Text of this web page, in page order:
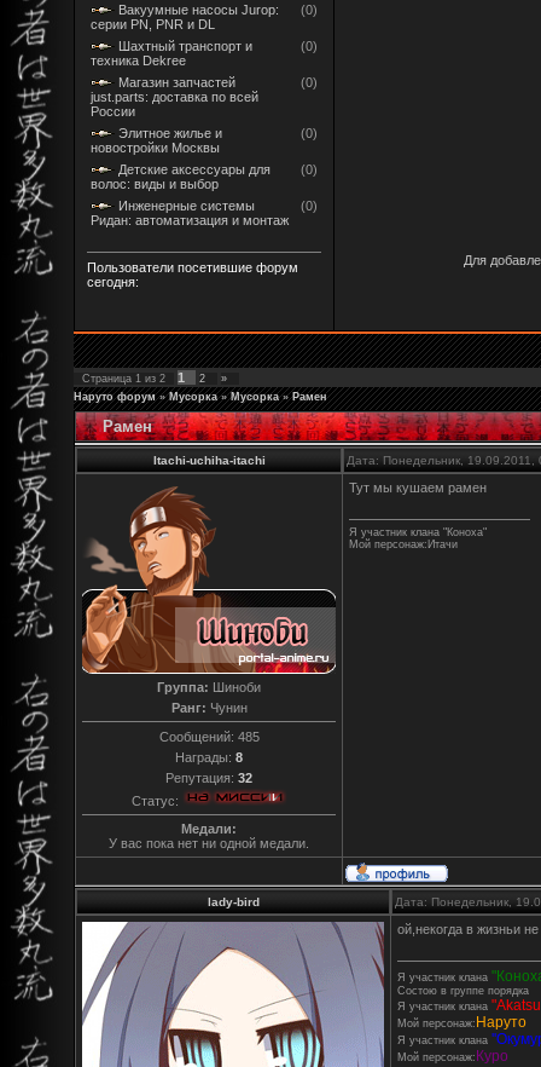
Вакуумные насосы Jurop:
серии PN, PNR и DL
(0)
Шахтный транспорт и
техника Dekree
(0)
Магазин запчастей
just.parts: доставка по всей
России
(0)
Элитное жилье и
новостройки Москвы
(0)
Детские аксессуары для
волос: виды и выбор
(0)
Инженерные системы
Ридан: автоматизация и монтаж
(0)
Пользователи посетившие форум
сегодня:
Для
Страница 1 из 2 1 2
»
Наруто форум » Мусорка » Мусорка » Рамен
Рамен
Itachi-uchiha-itachi Дата: Понедельник,
Группа: Шиноби
Ранг: Чунин
Сообщений: 485
Награды: 8
Репутация: 32
Статус:
Медали:
У вас пока нет ни одной медали.
Тут мы кушаем рамен
Я участник клана "Коноха"
Мой персонаж:Итачи
lady-bird Дата: Понедельник,
ой,некогда в жизньи
Я участник клана
Состою в группе порядка
Я участник клана
Мой персонаж: Наруто
Я участник клана
Мой персонаж: Куро